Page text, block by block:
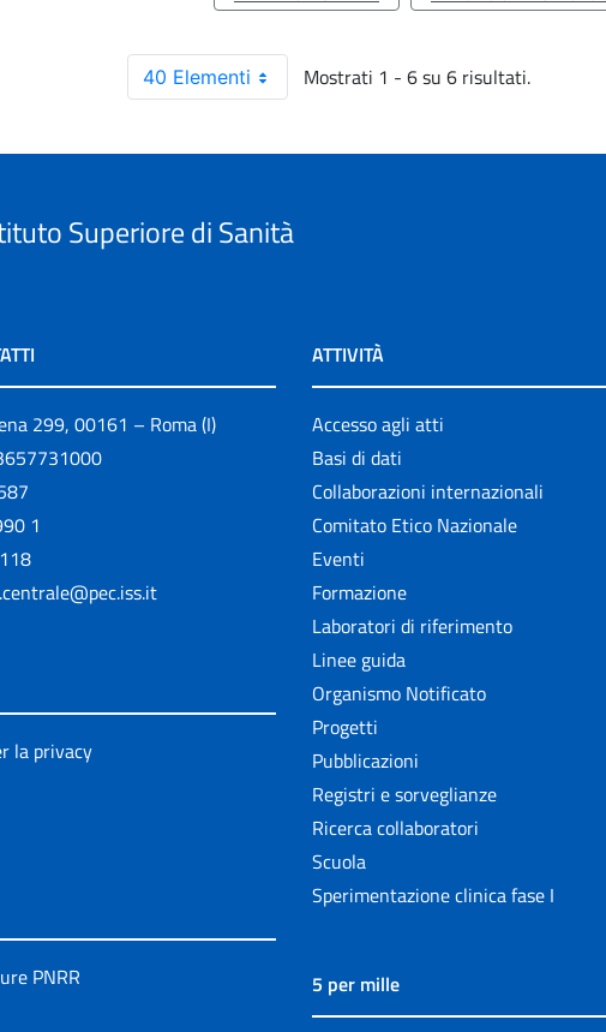
40 Elementi Mostrati 1 - 6 su 6 risultati.
Superiore di Sanità
299, 00161 – Roma (I)
1
la privacy
PNRR
ATTIVITÀ
Accesso agli atti
Basi di dati
Collaborazioni internazionali
Comitato Etico Nazionale
Eventi
Formazione
Laboratori di riferimento
Linee guida
Organismo Notificato
Progetti
Pubblicazioni
Registri e sorveglianze
Ricerca collaboratori
Scuola
Sperimentazione clinica fase I
5 per mille